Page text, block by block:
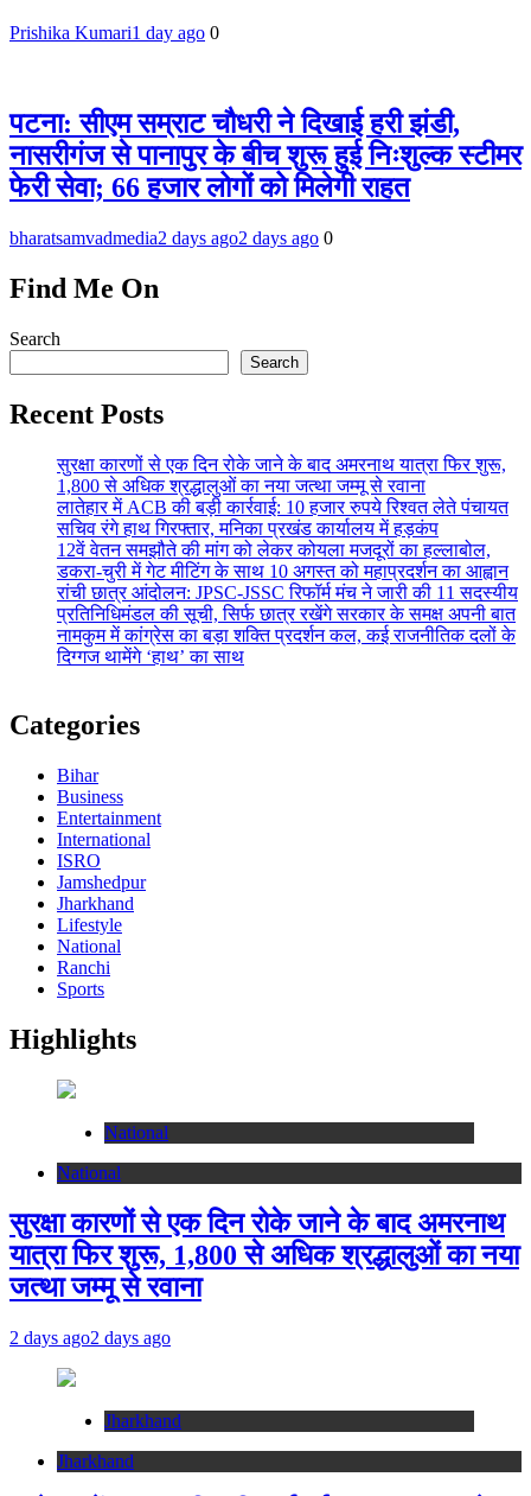
Prishika Kumari1 day ago 0
पटना: सीएम सम्राट चौधरी ने दिखाई हरी झंडी,
नासरीगंज से पानापुर के बीच शुरू हुई निःशुल्क स्टीमर
फेरी सेवा; 66 हजार लोगों को मिलेगी राहत
bharatsamvadmedia2 days ago2 days ago 0
Find Me On
Search
Search
Recent Posts
सुरक्षा कारणों से एक दिन रोके जाने के बाद अमरनाथ यात्रा फिर शुरू,
1,800 से अधिक श्रद्धालुओं का नया जत्था जम्मू से रवाना
लातेहार में ACB की बड़ी कार्रवाई: 10 हजार रुपये रिश्वत लेते पंचायत
सचिव रंगे हाथ गिरफ्तार, मनिका प्रखंड कार्यालय में हड़कंप
12वें वेतन समझौते की मांग को लेकर कोयला मजदूरों का हल्लाबोल,
डकरा-चुरी में गेट मीटिंग के साथ 10 अगस्त को महाप्रदर्शन का आह्वान
रांची छात्र आंदोलन: JPSC-JSSC रिफॉर्म मंच ने जारी की 11 सदस्यीय
प्रतिनिधिमंडल की सूची, सिर्फ छात्र रखेंगे सरकार के समक्ष अपनी बात
नामकुम में कांग्रेस का बड़ा शक्ति प्रदर्शन कल, कई राजनीतिक दलों के
दिग्गज थामेंगे ‘हाथ’ का साथ
Categories
Bihar
Business
Entertainment
International
ISRO
Jamshedpur
Jharkhand
Lifestyle
National
Ranchi
Sports
Highlights
National
National
सुरक्षा कारणों से एक दिन रोके जाने के बाद अमरनाथ
यात्रा फिर शुरू, 1,800 से अधिक श्रद्धालुओं का नया
जत्था जम्मू से रवाना
2 days ago2 days ago
Jharkhand
Jharkhand